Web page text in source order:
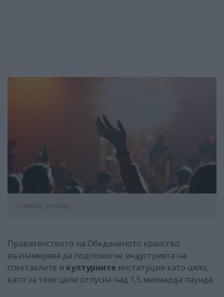
Снимка: pixabay
Правителството на Обединеното кралство
възнамерява да подпомогне индустрията на
спектаклите и културните институции като цяло,
като за тези цели отпусна над 1,5 милиарда паунда.